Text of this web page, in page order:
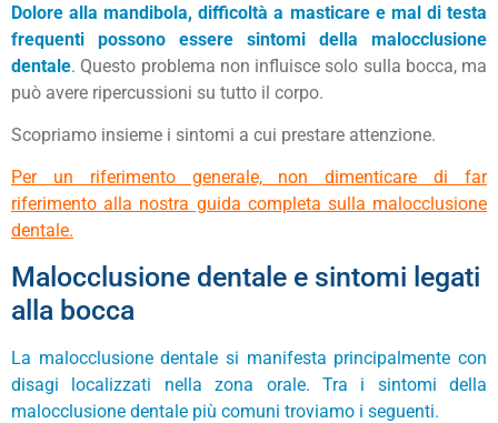
Dolore alla mandibola, difficoltà a masticare e mal di testa
frequenti possono essere sintomi della malocclusione
dentale. Questo problema non influisce solo sulla bocca, ma
può avere ripercussioni su tutto il corpo.
Scopriamo insieme i sintomi a cui prestare attenzione.
Per un riferimento generale, non dimenticare di far
riferimento alla nostra guida completa sulla malocclusione
dentale.
Malocclusione dentale e sintomi legati
alla bocca
La malocclusione dentale si manifesta principalmente con
disagi localizzati nella zona orale. Tra i sintomi della
malocclusione dentale più comuni troviamo i seguenti.